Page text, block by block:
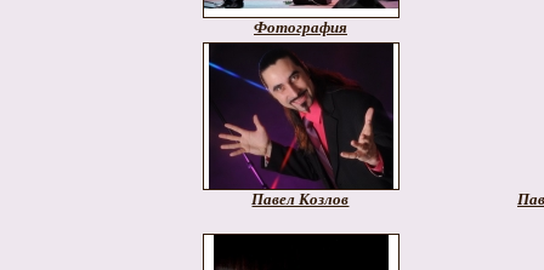
Фотография
Павел Козлов